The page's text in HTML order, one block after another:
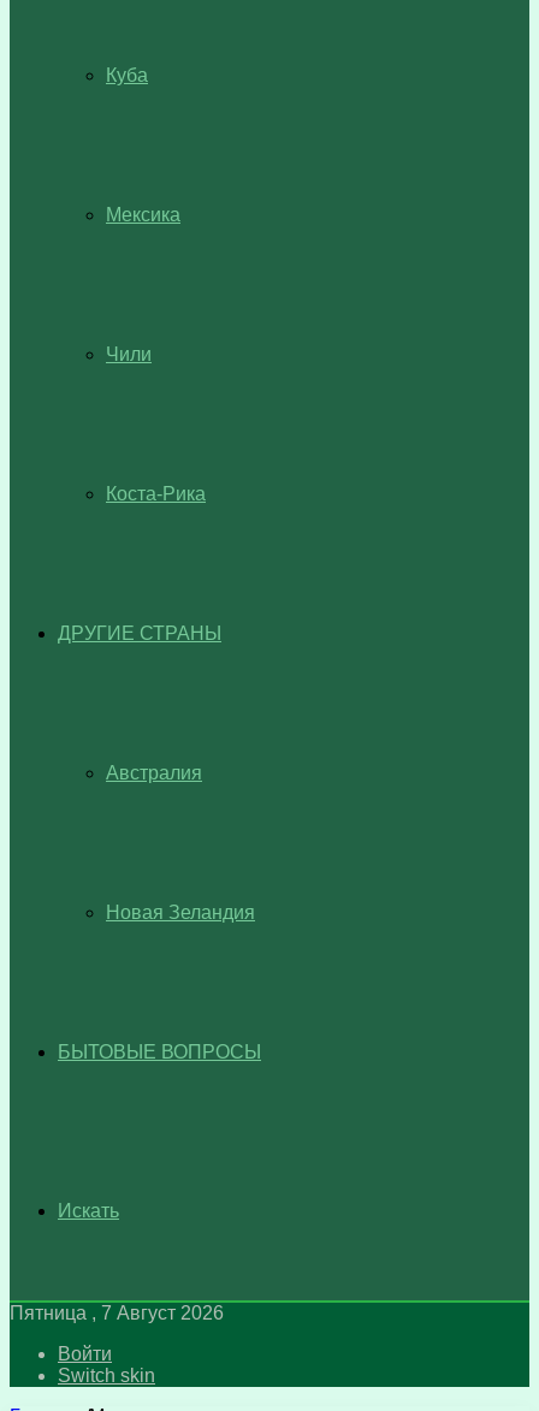
Куба
Мексика
Чили
Коста-Рика
ДРУГИЕ СТРАНЫ
Австралия
Новая Зеландия
БЫТОВЫЕ ВОПРОСЫ
Искать
Пятница , 7 Август 2026
Войти
Switch skin